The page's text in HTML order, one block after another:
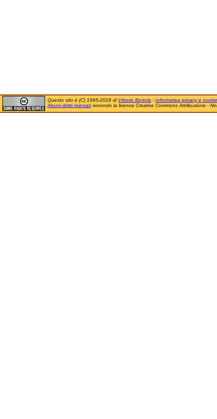
Questo sito è (C) 1995-2026 di Vittorio Bertola - Informativa privacy e cookie
Alcuni diritti riservatisecondo la licenza Creative Commons Attribuzione -